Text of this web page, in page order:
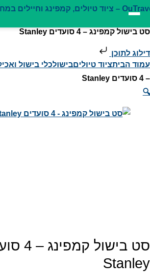
סט בישול קמפינג – 4 סועדים Stanley
דילוג לתוכן
עמוד הביתציוד טיוליםבישולכלי בישול
– 4 סועדים Stanley
🔍
סט בישול
Stanley